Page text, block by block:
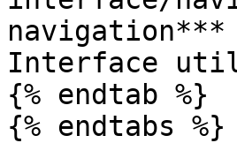
navigation***
Interface
{% endtab %}
{% endtabs %}